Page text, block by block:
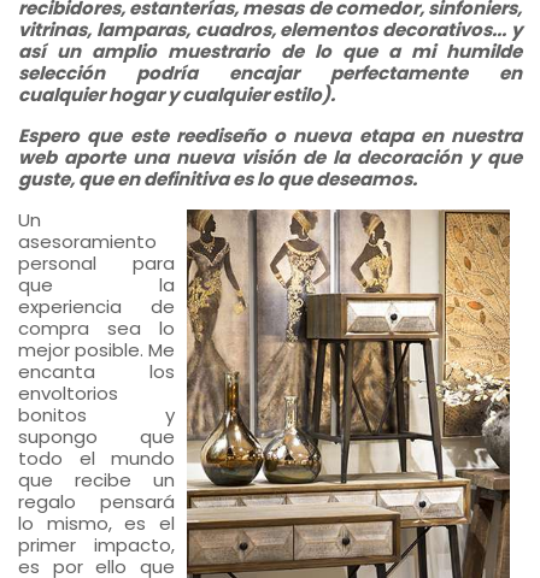
recibidores, estanterías, mesas de comedor, sinfoniers,
vitrinas, lamparas, cuadros, elementos decorativos... y
así un amplio muestrario de lo que a mi humilde
selección podría encajar perfectamente en
cualquier hogar y cualquier estilo).
Espero que este reediseño o nueva etapa en nuestra
web aporte una nueva visión de la decoración y que
guste, que en definitiva es lo que deseamos.
Un
asesoramiento
personal para
que la
experiencia de
compra sea lo
mejor posible. Me
encanta los
envoltorios
bonitos y
supongo que
todo el mundo
que recibe un
regalo pensará
lo mismo, es el
primer impacto,
es por ello que